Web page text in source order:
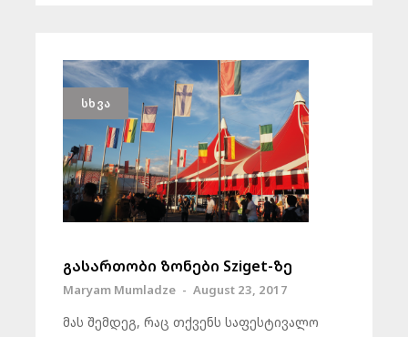
ᲡᲮᲕᲐ
გასართობი ზონები Sziget-ზე
Maryam Mumladze - August 23, 2017
მას შემდეგ, რაც თქვენს საფესტივალო